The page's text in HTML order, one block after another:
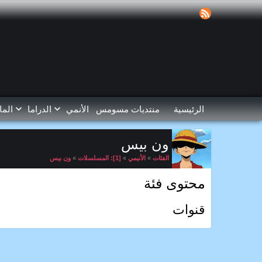
الرئيسية منتديات مسومس الأنمي الدراما
ون بيس
الفئات » الأنيمي » [1]: المسلسلات » ون بيس
محتوى فئة
قنوات